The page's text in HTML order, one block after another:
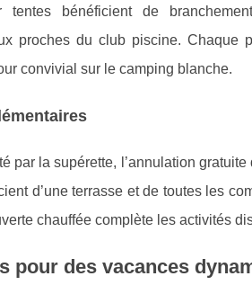
bénéficient de
proches du club piscine. Chaque
convivial sur le camping blanche.
par la supérette, l’annulation
d’une terrasse et de toutes les
chauffée complète les activités
pour des vacances